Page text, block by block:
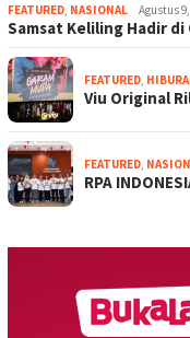
FEATURED, NASIONAL Agustus
Samsat Keliling Hadir
FEATURED,
Viu Original
FEATURED,
RPA